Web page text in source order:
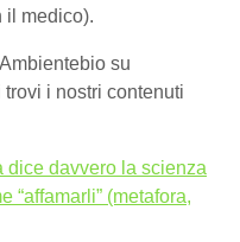
il medico).
su
i nostri contenuti
dice davvero la scienza
“affamarli” (metafora,